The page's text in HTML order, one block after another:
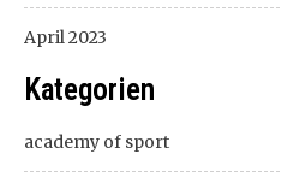
April 2023
Kategorien
academy of sport